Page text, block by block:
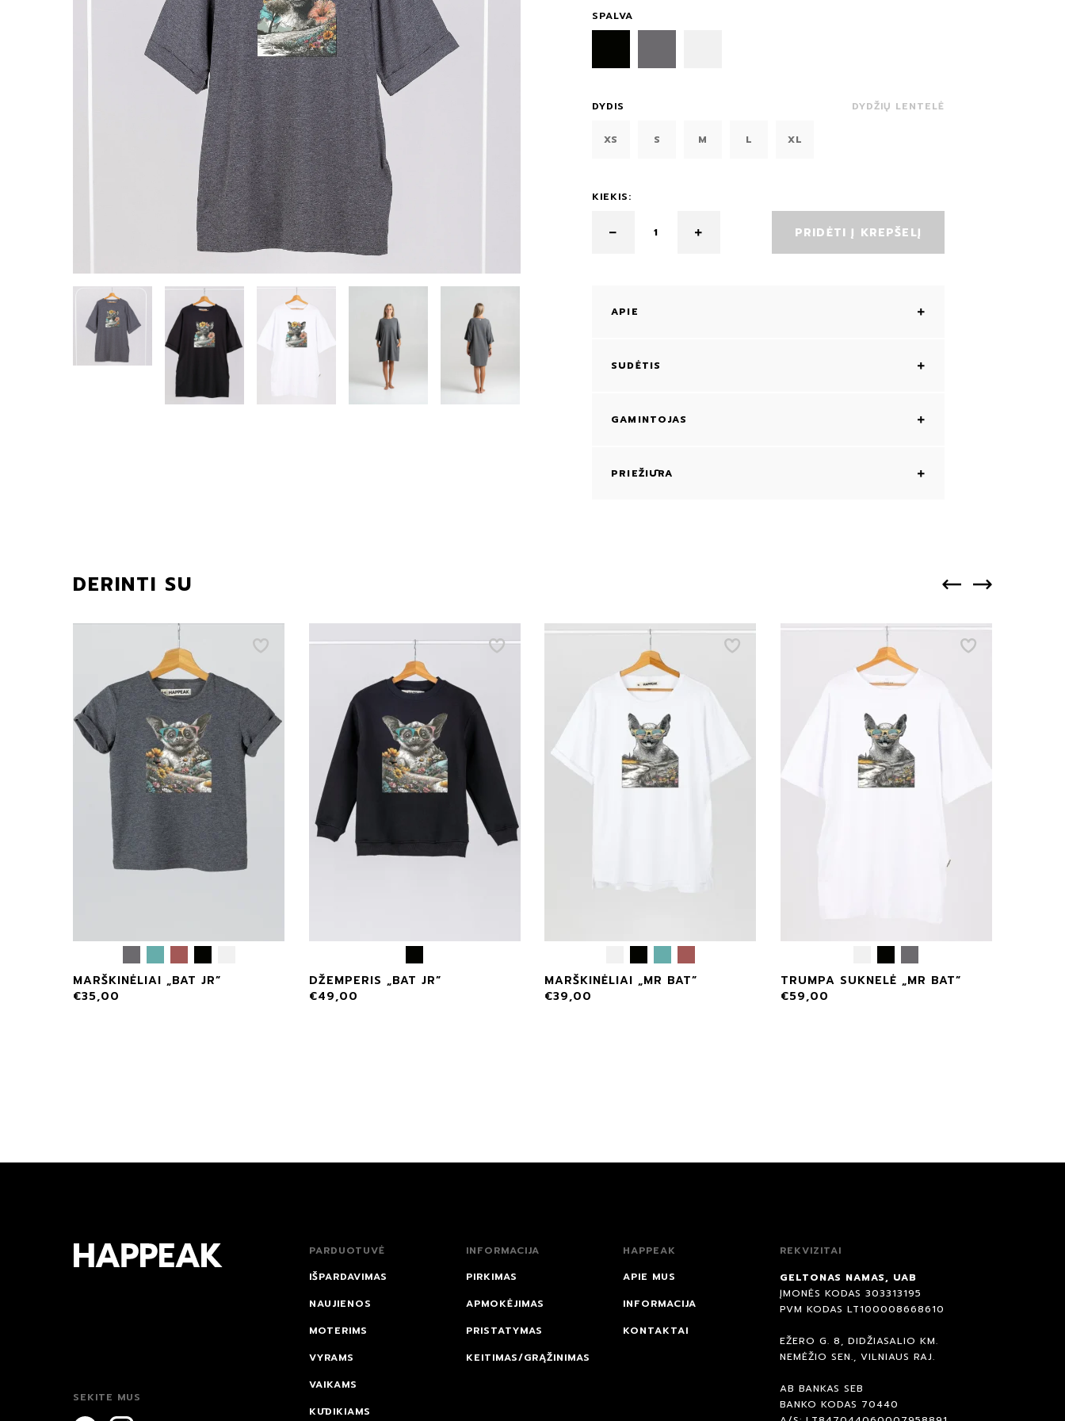
SPALVA
DYDIS DYDŽIŲ LENTELĖ
XS S M L XL
KIEKIS:
PRIDĖTI Į KREPŠELĮ
APIE
SUDĖTIS
GAMINTOJAS
PRIEŽIŪRA
DERINTI SU
MARŠKINĖLIAI „BAT JR”
€35,00
DŽEMPERIS „BAT JR”
€49,00
MARŠKINĖLIAI „MR BAT”
€39,00
TRUMPA SUKNELĖ „MR BAT”
€59,00
SEKITE MUS
PARDUOTUVĖ
IŠPARDAVIMAS
NAUJIENOS
MOTERIMS
VYRAMS
VAIKAMS
KŪDIKIAMS
INFORMACIJA
PIRKIMAS
APMOKĖJIMAS
PRISTATYMAS
KEITIMAS/GRĄŽINIMAS
HAPPEAK
APIE MUS
INFORMACIJA
KONTAKTAI
REKVIZITAI
GELTONAS NAMAS, UAB
ĮMONĖS KODAS 303313195
PVM KODAS LT100008668610
EŽERO G. 8, DIDŽIASALIO KM.
NEMĖŽIO SEN., VILNIAUS RAJ.
AB BANKAS SEB
BANKO KODAS 70440